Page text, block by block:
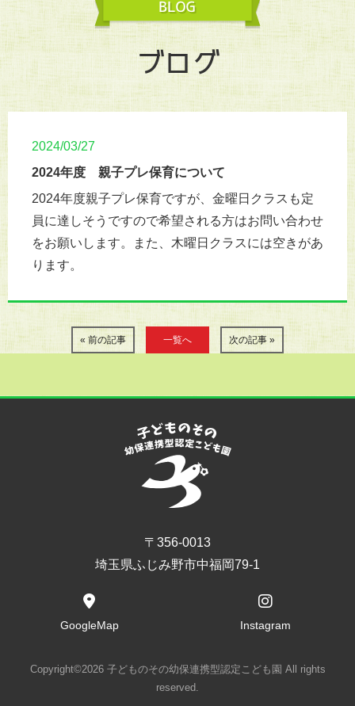
ブログ
2024/03/27
2024年度 親子プレ保育について
2024年度親子プレ保育ですが、金曜日クラスも定
員に達しそうですので希望される方はお問い合わせ
をお願いします。また、木曜日クラスには空きがあ
ります。
« 前の記事 一覧へ 次の記事 »
〒356-0013
埼玉県ふじみ野市中福岡79-1
GoogleMap Instagram
Copyright©2026 子どものその幼保連携型認定こども園 All rights
reserved.